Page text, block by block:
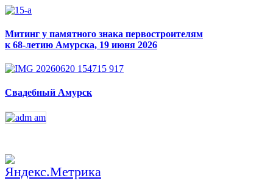
Митинг у памятного знака первостроителям
к 68-летию Амурска, 19 июня 2026
Свадебный Амурск